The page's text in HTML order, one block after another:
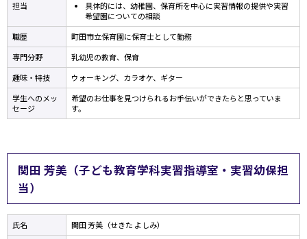
担当
具体的には、幼稚園、保育所を中心に実習情報の提供や実習
希望園についての相談
職歴
町田市立保育園に保育士として勤務
専門分野
乳幼児の教育、保育
趣味・特技
ウォーキング、カラオケ、ギター
学生へのメッ
セージ
希望のお仕事を見つけられるお手伝いができたらと思っていま
す。
関田 芳美（子ども教育学科実習指導室・実習幼保担
当）
氏名 関田 芳美（せきた よしみ）